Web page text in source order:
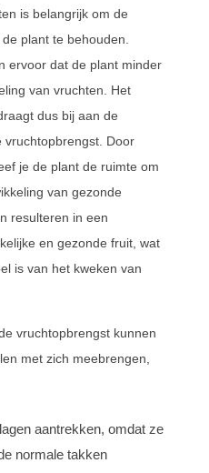
is belangrijk om de
plant te behouden.
ervoor dat de plant minder
van vruchten. Het
dus bij aan de
vruchtopbrengst. Door
je de plant de ruimte om
van gezonde
resulteren in een
en gezonde fruit, wat
is van het kweken van
vruchtopbrengst kunnen
met zich meebrengen,
aantrekken, omdat ze
normale takken